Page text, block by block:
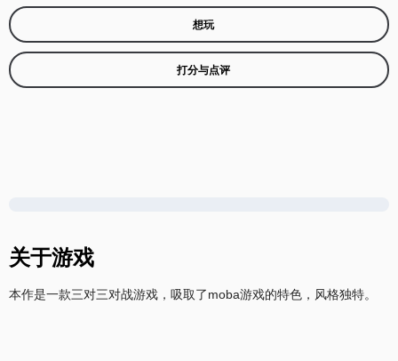
想玩
打分与点评
关于游戏
本作是一款三对三对战游戏，吸取了moba游戏的特色，风格独特。